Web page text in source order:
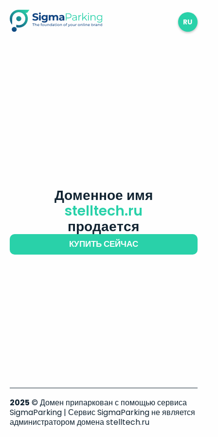
RU
Доменное имя
stelltech.ru
продается
КУПИТЬ СЕЙЧАС
2025 © Домен припаркован с помощью сервиса
SigmaParking | Сервис SigmaParking не является
администратором домена stelltech.ru